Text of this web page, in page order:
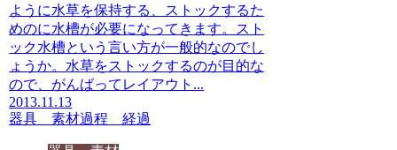
ように水草を保持する、ストックするた
めのに水槽が必要になってきます。スト
ック水槽という言い方が一般的なのでし
ょうか。水草をストックするのが目的な
ので、がんばってレイアウト...
2013.11.13
器具 素材過程 経過